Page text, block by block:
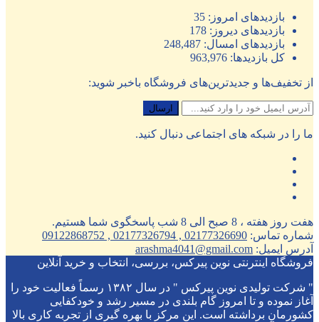
بازدیدهای امروز: 35
بازدیدهای دیروز: 178
بازدیدهای امسال: 248,487
کل بازدیدها: 963,976
از تخفیف‌ها و جدیدترین‌های فروشگاه باخبر شوید:
ما را در شبکه های اجتماعی دنبال کنید.
هفت روز هفته ، 8 صبح الی 8 شب پاسخگوی شما هستیم.
شماره تماس: 02177326690 , 02177326794 , 09122868752
آدرس ایمیل: arashma4041@gmail.com
فروشگاه اینترنتی نوین پیرکس، بررسی، انتخاب و خرید آنلاین
" شرکت تولیدی نوین پیرکس " در سال ۱۳۸۲ رسماً فعالیت خود را
آغاز نموده و تا امروز گام بلندی در مسیر رشد و خودکفایی
کشورمان برداشته است. این مرکز با بهره گیری از تجربه کاری بالا